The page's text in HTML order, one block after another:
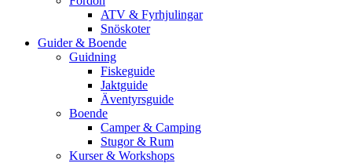
ATV & Fyrhjulingar
Snöskoter
Guider & Boende
Guidning
Fiskeguide
Jaktguide
Äventyrsguide
Boende
Camper & Camping
Stugor & Rum
Kurser & Workshops